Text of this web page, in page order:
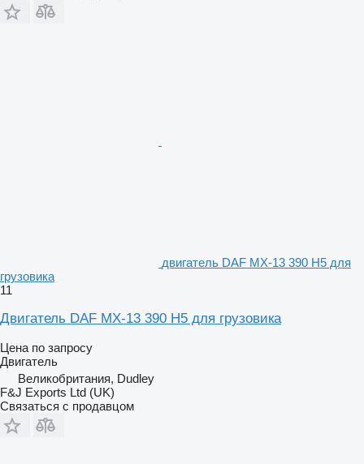
двигатель DAF MX-13 390 H5 для
грузовика
11
Двигатель DAF MX-13 390 H5 для грузовика
Цена по запросу
Двигатель
Великобритания, Dudley
F&J Exports Ltd (UK)
Связаться с продавцом